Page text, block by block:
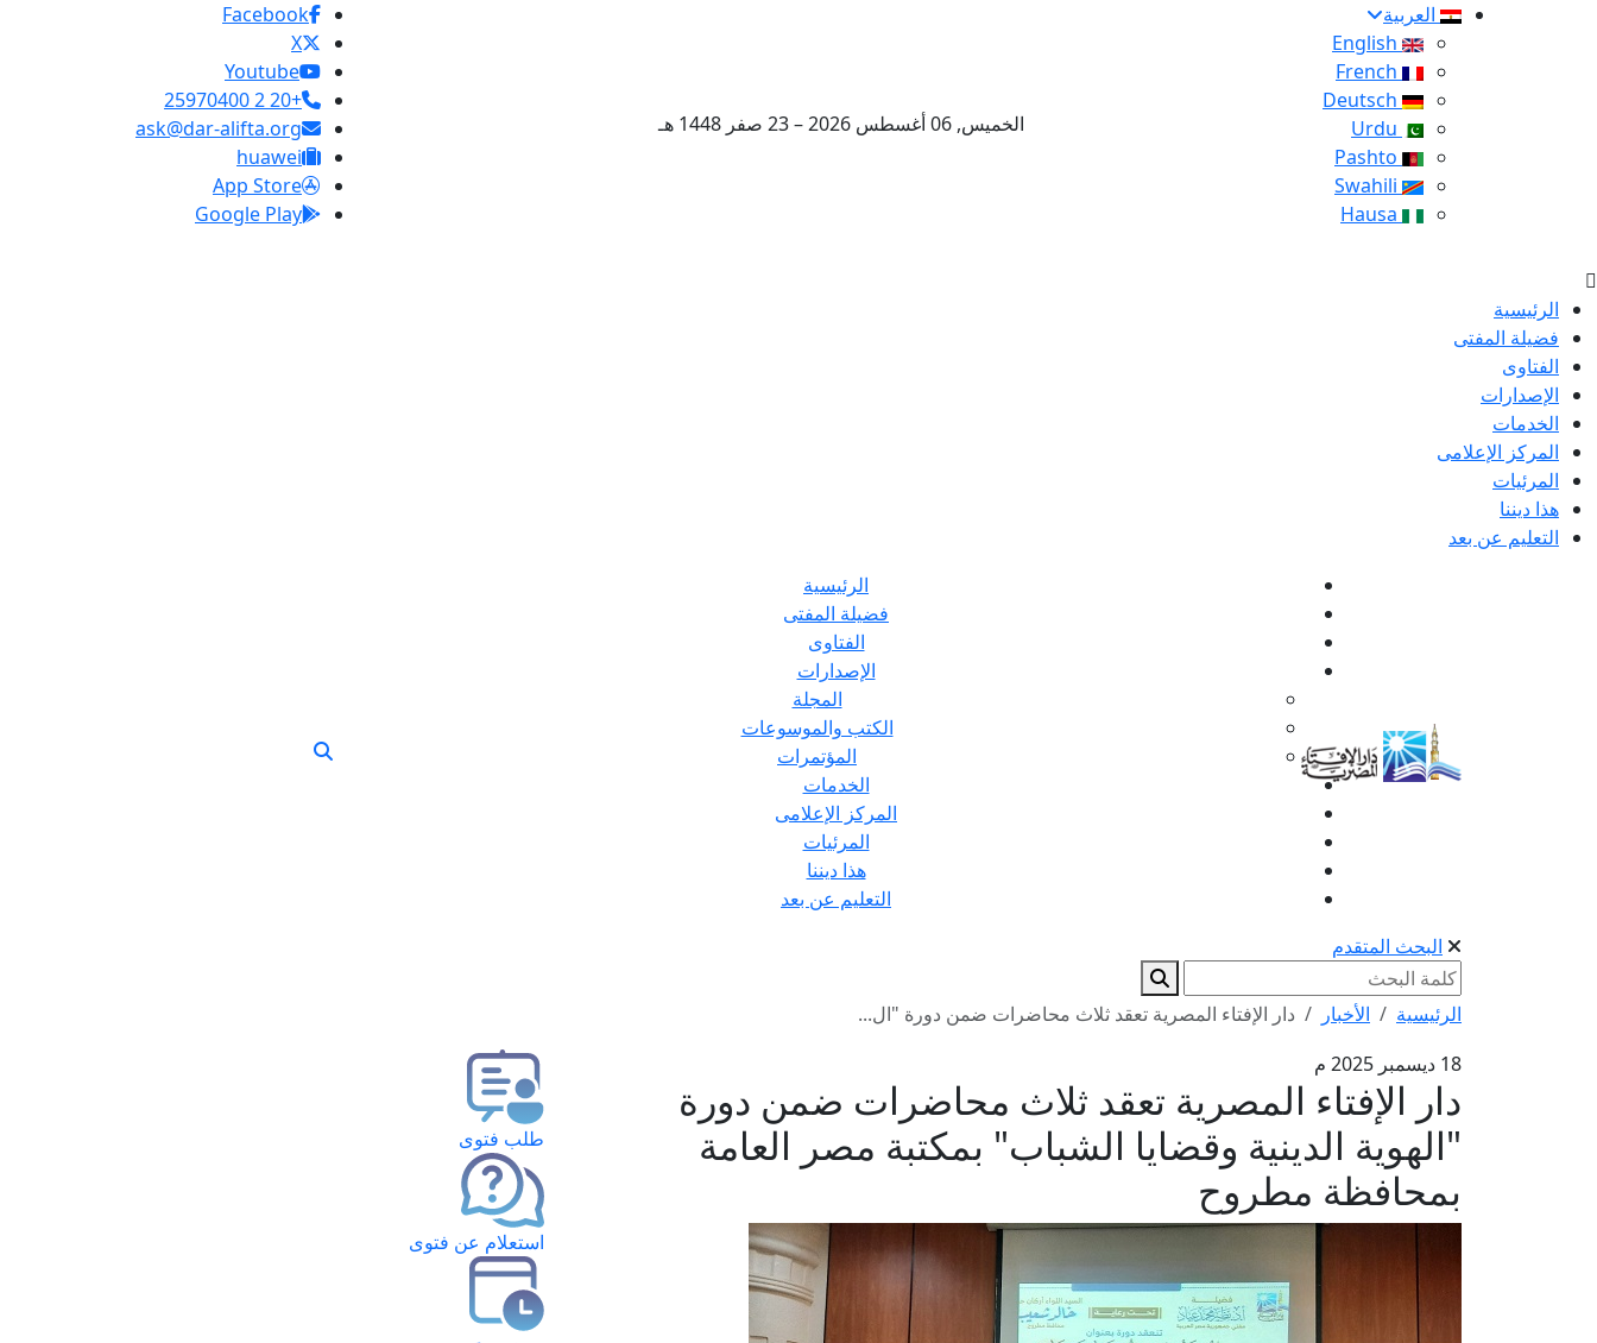
العربية
الخميس, 06 أغسطس 2026 – 23 صفر 1448 هـ
Facebook
X
Youtube
+20 2 25970400
ask@dar-alifta.org
huawei
App Store
Google Play
الرئيسية
فضيلة المفتى
الفتاوى
الإصدارات
الخدمات
المركز الإعلامى
المرئيات
هذا ديننا
التعليم عن بعد
الرئيسية
فضيلة المفتى
الفتاوى
الإصدارات
المجلة
الكتب والموسوعات
المؤتمرات
الخدمات
المركز الإعلامى
المرئيات
هذا ديننا
التعليم عن بعد
البحث المتقدم
الرئيسية الأخبار
دار الإفتاء المصرية تعقد ثلاث محاضرات ضمن دورة "ال...
18 ديسمبر 2025 م
دار الإفتاء المصرية تعقد ثلاث محاضرات ضمن دورة
"الهوية الدينية وقضايا الشباب" بمكتبة مصر العامة
بمحافظة مطروح
طلب فتوى
استعلام عن فتوى